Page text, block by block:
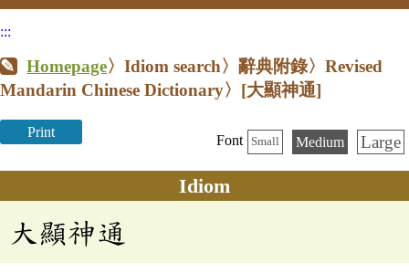
:::
Homepage〉Idiom search〉辭典附錄〉Revised
Mandarin Chinese Dictionary〉 [大顯神通]
Print
Font Small Medium Large
Idiom
大顯神通